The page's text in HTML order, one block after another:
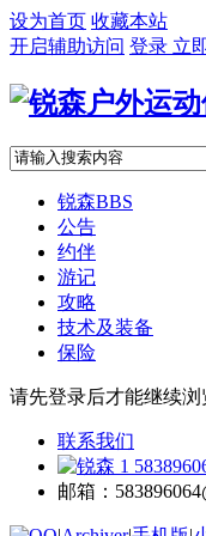
设为首页 收藏本站
开启辅助访问 登录 立
锐森BBS
公告
约伴
游记
攻略
技术及装备
保险
请先登录后才能继续浏
联系我们
邮箱：